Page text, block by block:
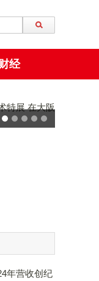
经
年营收创纪